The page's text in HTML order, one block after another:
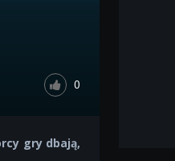
0
gry dbają,